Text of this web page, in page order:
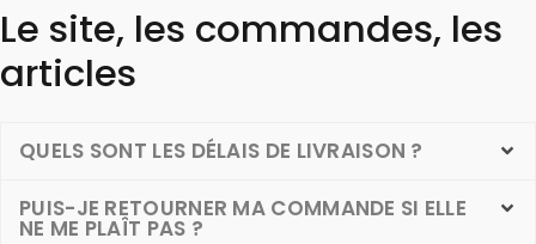
Le site, les commandes, les
articles
QUELS SONT LES DÉLAIS DE LIVRAISON ?
PUIS-JE RETOURNER MA COMMANDE SI ELLE
NE ME PLAÎT PAS ?